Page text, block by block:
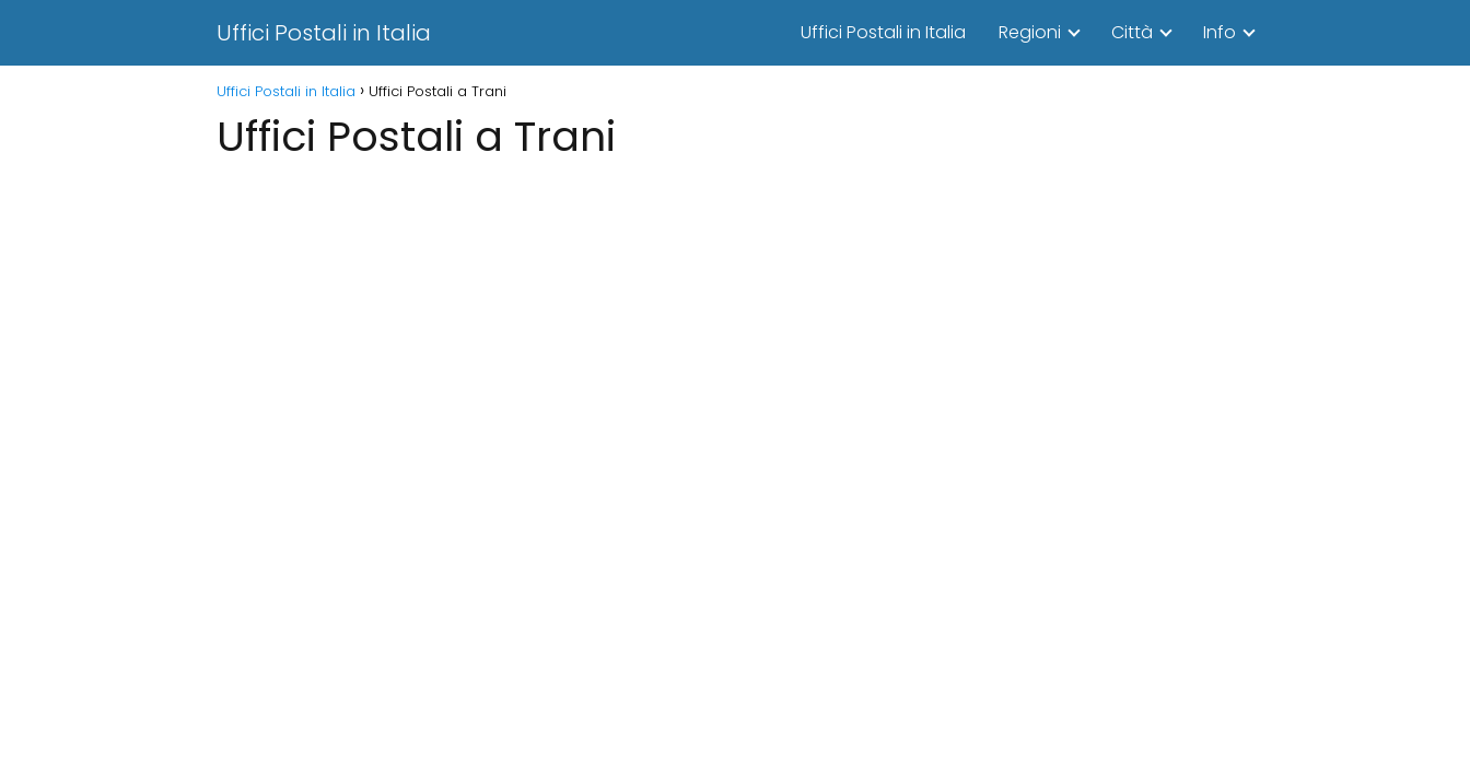
Uffici Postali in Italia Uffici Postali in Italia Regioni Città Info
Uffici Postali in Italia Uffici Postali a Trani
Uffici Postali a Trani